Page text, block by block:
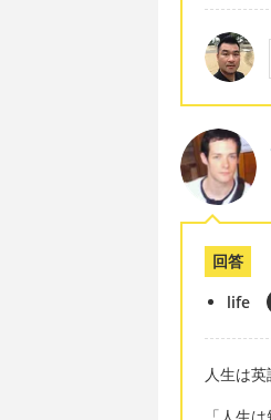
回答
life
人生は英
「人生